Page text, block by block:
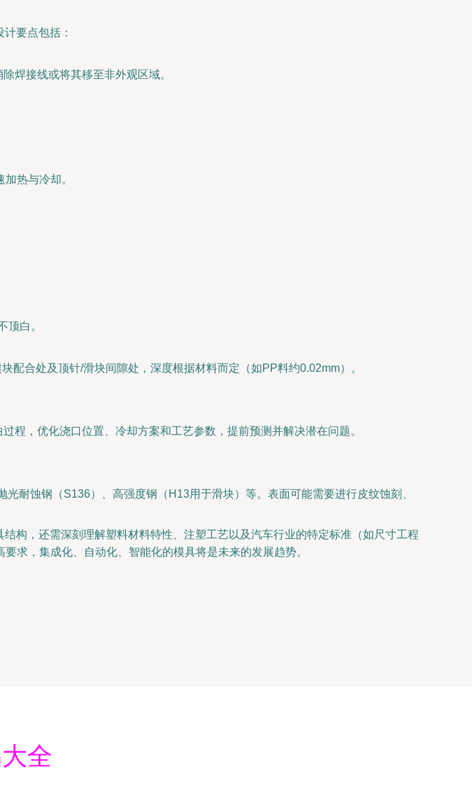
要点包括：
焊接线或将其移至非外观区域。
热与冷却。
顶白。
配合处及顶针/滑块间隙处，深度根据材料而定（如PP料约0.02mm）。
程，优化浇口位置、冷却方案和工艺参数，提前预测并解决潜在问题。
耐蚀钢（S136）、高强度钢（H13用于滑块）等。表面可能需要进行皮纹蚀刻、
构，还需深刻理解塑料材料特性、注塑工艺以及汽车行业的特定标准（如尺寸工程
求，集成化、自动化、智能化的模具将是未来的发展趋势。
全